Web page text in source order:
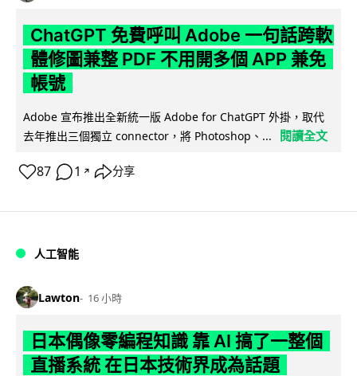
ChatGPT 免費呼叫 Adobe 一句話跨軟
體修圖兼整 PDF 不用開多個 APP 兼免
帳號
Adobe 宣布推出全新統一版 Adobe for ChatGPT 外掛，取代
去年推出三個獨立 connector，將 Photoshop、...
閱讀全文
87 1 ↗ 分享
人工智能
Lawton 16 小時
日本偶像零編程知識 靠 AI 搞了一整個
直播系統 在日本技術界成為話題